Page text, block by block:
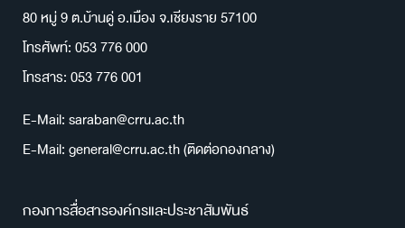
80 หมู่ 9 ต.บ้านดู่ อ.เมือง จ.เชียงราย 57100
โทรศัพท์: 053 776 000
โทรสาร: 053 776 001
E-Mail: saraban@crru.ac.th
E-Mail: general@crru.ac.th (ติดต่อกองกลาง)
กองการสื่อสารองค์กรและประชาสัมพันธ์